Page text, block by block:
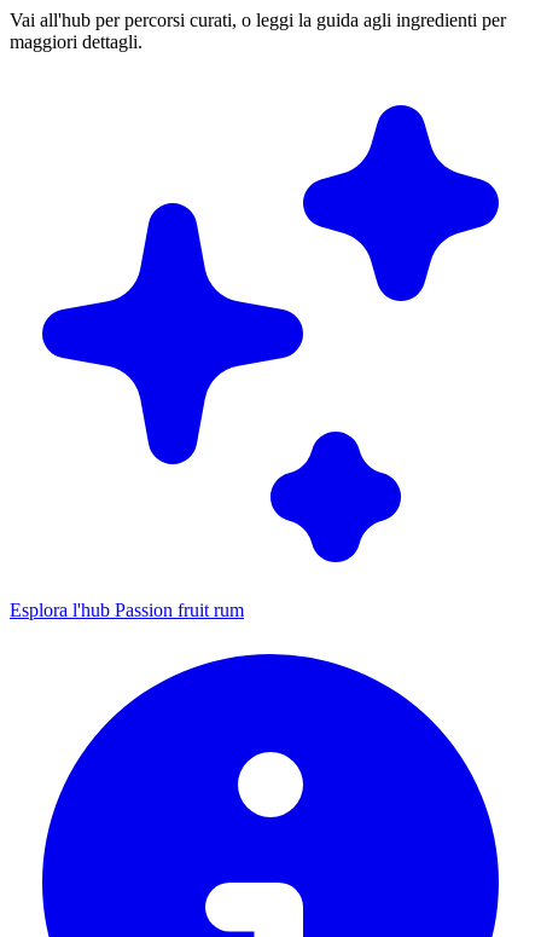
Vai all'hub per percorsi curati, o leggi la guida agli ingredienti per
maggiori dettagli.
Esplora l'hub Passion fruit rum